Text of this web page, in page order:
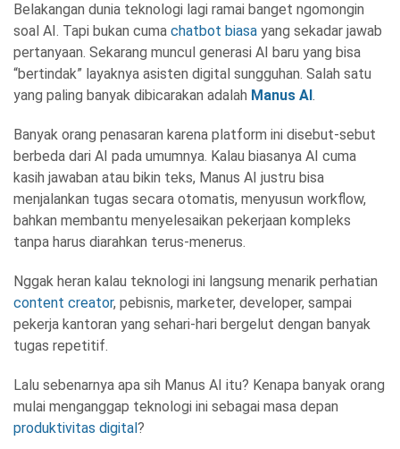
Belakangan dunia teknologi lagi ramai banget ngomongin
soal AI. Tapi bukan cuma chatbot biasa yang sekadar jawab
pertanyaan. Sekarang muncul generasi AI baru yang bisa
“bertindak” layaknya asisten digital sungguhan. Salah satu
yang paling banyak dibicarakan adalah Manus AI.
Banyak orang penasaran karena platform ini disebut-sebut
berbeda dari AI pada umumnya. Kalau biasanya AI cuma
kasih jawaban atau bikin teks, Manus AI justru bisa
menjalankan tugas secara otomatis, menyusun workflow,
bahkan membantu menyelesaikan pekerjaan kompleks
tanpa harus diarahkan terus-menerus.
Nggak heran kalau teknologi ini langsung menarik perhatian
content creator, pebisnis, marketer, developer, sampai
pekerja kantoran yang sehari-hari bergelut dengan banyak
tugas repetitif.
Lalu sebenarnya apa sih Manus AI itu? Kenapa banyak orang
mulai menganggap teknologi ini sebagai masa depan
produktivitas digital?